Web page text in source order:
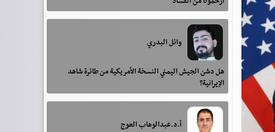
وائل البدري
هل دشن الجيش اليمني النسخة الأمريكية من طائرة شاهد
الإيرانية؟
أ.د.عبدالوهاب العوج